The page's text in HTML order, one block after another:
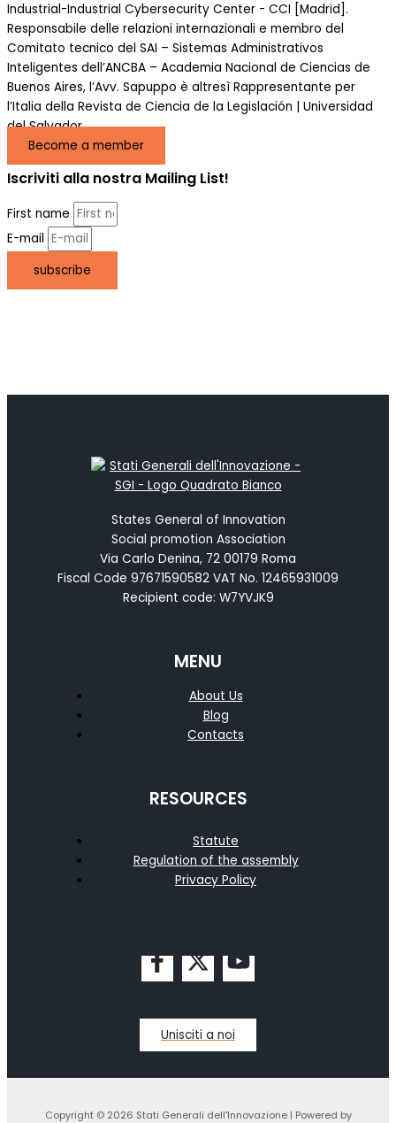
Industrial-Industrial Cybersecurity Center - CCI [Madrid].
Responsabile delle relazioni internazionali e membro del
Comitato tecnico del SAI – Sistemas Administrativos
Inteligentes dell’ANCBA – Academia Nacional de Ciencias de
Buenos Aires, l’Avv. Sapuppo è altresì Rappresentante per
l’Italia della Revista de Ciencia de la Legislación | Universidad
del Salvador.
Become a member
Iscriviti alla nostra Mailing List!
First name
E-mail
subscribe
States General of Innovation
Social promotion Association
Via Carlo Denina, 72 00179 Roma
Fiscal Code 97671590582 VAT No. 12465931009
Recipient code: W7YVJK9
MENU
About Us
Blog
Contacts
RESOURCES
Statute
Regulation of the assembly
Privacy Policy
Unisciti a noi
Copyright © 2026 Stati Generali dell'Innovazione | Powered by